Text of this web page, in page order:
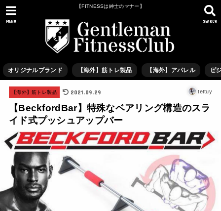
【FITNESSは紳士のマナー】
SEARCH
MENU
オリジナルブランド 【海外】筋トレ製品 【海外】アパレル ビ
【海外】筋トレ製品 2021.09.29 tettuy
【BeckfordBar】特殊なベアリング構造のスラ
イド式プッシュアップバー